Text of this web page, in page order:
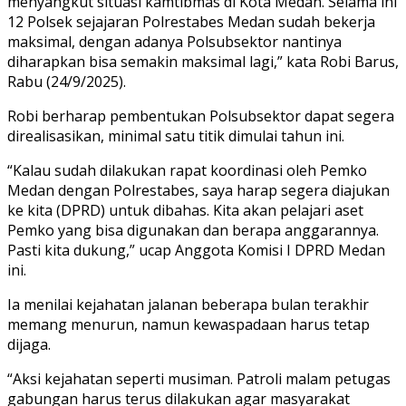
12 Polsek sejajaran Polrestabes Medan sudah bekerja
maksimal, dengan adanya Polsubsektor nantinya
diharapkan bisa semakin maksimal lagi,” kata Robi Barus,
Rabu (24/9/2025).
Robi berharap pembentukan Polsubsektor dapat segera
direalisasikan, minimal satu titik dimulai tahun ini.
“Kalau sudah dilakukan rapat koordinasi oleh Pemko
Medan dengan Polrestabes, saya harap segera diajukan
ke kita (DPRD) untuk dibahas. Kita akan pelajari aset
Pemko yang bisa digunakan dan berapa anggarannya.
Pasti kita dukung,” ucap Anggota Komisi I DPRD Medan
ini.
Ia menilai kejahatan jalanan beberapa bulan terakhir
memang menurun, namun kewaspadaan harus tetap
dijaga.
“Aksi kejahatan seperti musiman. Patroli malam petugas
gabungan harus terus dilakukan agar masyarakat